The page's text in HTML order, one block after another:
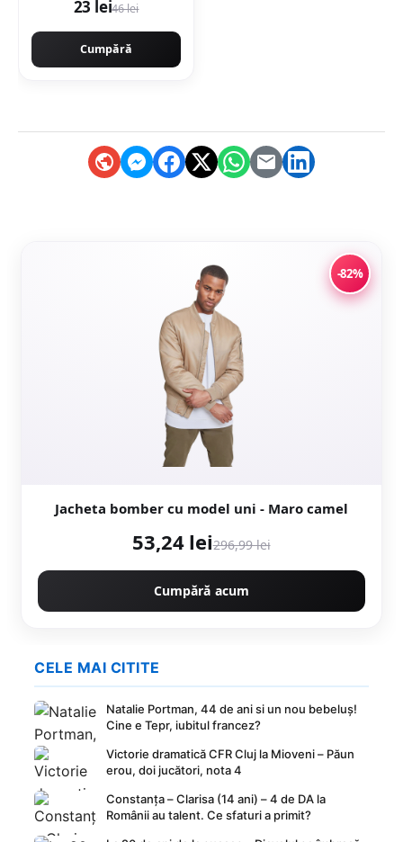
23 lei46 lei
Cumpără
-82%
Jacheta bomber cu model uni - Maro camel
53,24 lei296,99 lei
Cumpără acum
CELE MAI CITITE
Natalie Portman, 44 de ani si un nou bebeluș!
Cine e Tepr, iubitul francez?
Victorie dramatică CFR Cluj la Mioveni – Păun
erou, doi jucători, nota 4
Constanța – Clarisa (14 ani) – 4 de DA la
Românii au talent. Ce sfaturi a primit?